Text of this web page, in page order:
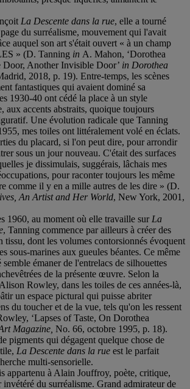
La Descente dans la rue, elle a tourné
du surréalisme, mouvement qui l'avait
auquel son art s'était ouvert « à un champ
» (D. Tanning in A. Mahon, ‘Dorothea
Door, Another Invisible Door’ in Dorothea
2018, p. 19). Entre-temps, les scènes
fantastiques qui avaient dominé sa
1930-40 ont cédé la place à un style
aux accents abstraits, quoique toujours
Une évolution radicale que Tanning
mes toiles ont littéralement volé en éclats.
du placard, si l'on peut dire, pour arrondir
sous un jour nouveau. C'était des surfaces
je dissimulais, suggérais, lâchais mes
pour raconter toujours les même
comme il y en a mille autres de les dire » (D.
An Artist and Her World, New York, 2001,
1960, au moment où elle travaille sur La
, Tanning commence par ailleurs à créer des
tissu, dont les volumes contorsionnés évoquent
sous-marines aux gueules béantes. Ce même
semble émaner de l'entrelacs de silhouettes
de la présente œuvre. Selon la
Rowley, dans les toiles de ces années-là,
un espace pictural qui puisse abriter
du toucher et de la vue, tels qu'on les ressent
‘Lapses of Taste, On Dorothea
Magazine, No. 66, octobre 1995, p. 18).
pigments qui dégagent quelque chose de
La Descente dans la rue est le parfait
multi-sensorielle.
appartenu à Alain Jouffroy, poète, critique,
invétéré du surréalisme. Grand admirateur de